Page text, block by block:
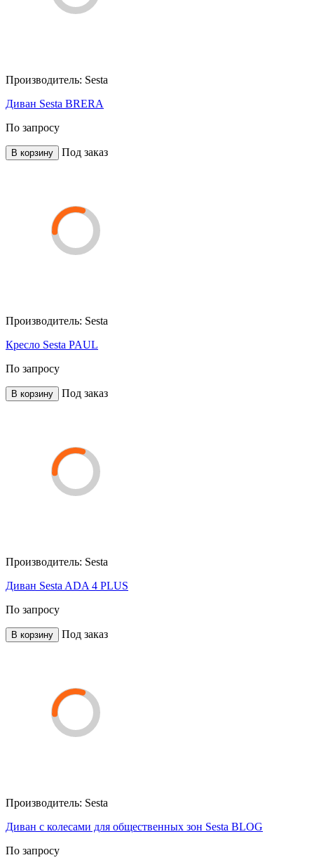
Производитель: Sesta
Диван Sesta BRERA
По запросу
В корзину Под заказ
Производитель: Sesta
Кресло Sesta PAUL
По запросу
В корзину Под заказ
Производитель: Sesta
Диван Sesta ADA 4 PLUS
По запросу
В корзину Под заказ
Производитель: Sesta
Диван с колесами для общественных зон Sesta BLOG
По запросу